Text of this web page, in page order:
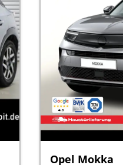
Opel Mokka